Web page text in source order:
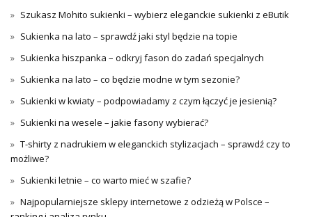
Szukasz Mohito sukienki – wybierz eleganckie sukienki z eButik
Sukienka na lato – sprawdź jaki styl będzie na topie
Sukienka hiszpanka – odkryj fason do zadań specjalnych
Sukienka na lato – co będzie modne w tym sezonie?
Sukienki w kwiaty – podpowiadamy z czym łączyć je jesienią?
Sukienki na wesele – jakie fasony wybierać?
T-shirty z nadrukiem w eleganckich stylizacjach – sprawdź czy to
możliwe?
Sukienki letnie – co warto mieć w szafie?
Najpopularniejsze sklepy internetowe z odzieżą w Polsce –